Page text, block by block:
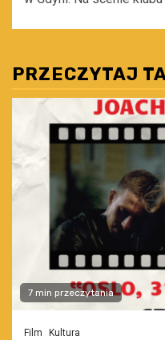
PRZECZYTAJ
7 min przeczytania
Film Kultura